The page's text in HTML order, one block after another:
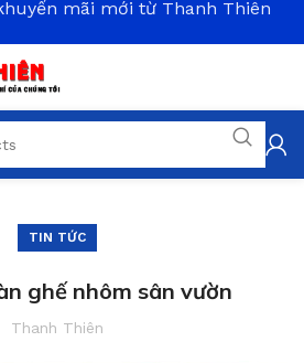
TIN TỨC
ghế nhôm sân vườn
Thanh Thiên
mãi mới từ Thanh Thiên